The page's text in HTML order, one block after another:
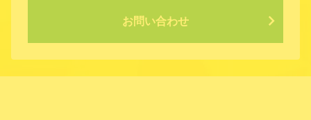
お問い合わせ